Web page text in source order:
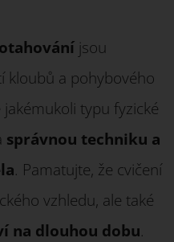
jsou
kloubů a pohybového
typu fyzické
správnou techniku a
. Pamatujte, že cvičení
vzhledu, ale také
na dlouhou dobu.